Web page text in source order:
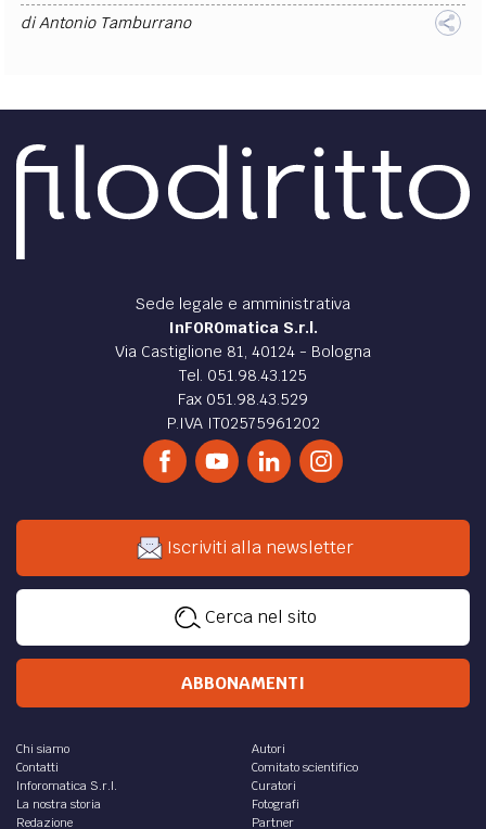
diAntonio Tamburrano
Sede legale e amministrativa
InFOROmatica S.r.l.
Via Castiglione 81, 40124 - Bologna
Tel. 051.98.43.125
Fax 051.98.43.529
P.IVA IT02575961202
Iscriviti alla newsletter
Cerca nel sito
ABBONAMENTI
Chi siamo
Contatti
Inforomatica S.r.l.
La nostra storia
Redazione
Autori
Comitato scientifico
Curatori
Fotografi
Partner